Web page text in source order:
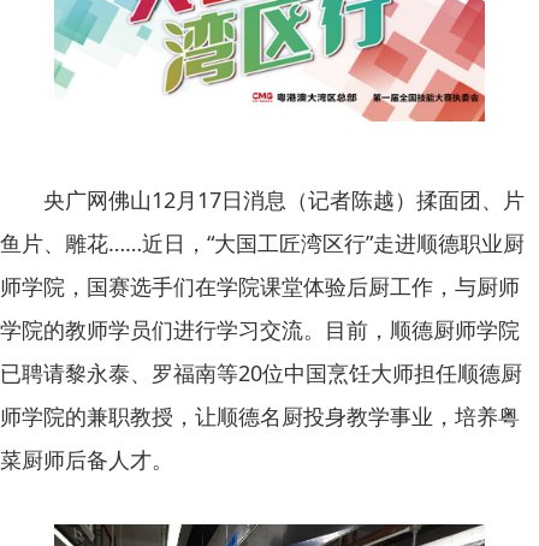
央广网佛山12月17日消息（记者陈越）揉面团、片
鱼片、雕花……近日，“大国工匠湾区行”走进顺德职业厨
师学院，国赛选手们在学院课堂体验后厨工作，与厨师
学院的教师学员们进行学习交流。目前，顺德厨师学院
已聘请黎永泰、罗福南等20位中国烹饪大师担任顺德厨
师学院的兼职教授，让顺德名厨投身教学事业，培养粤
菜厨师后备人才。